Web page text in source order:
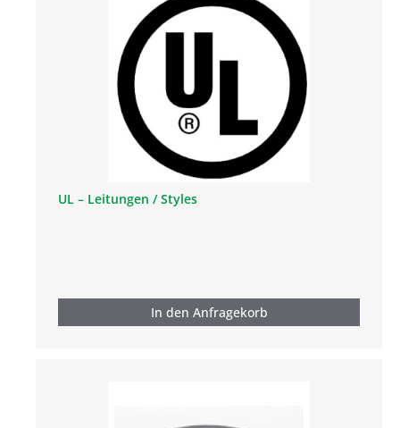
UL – Leitungen / Styles
In den Anfragekorb